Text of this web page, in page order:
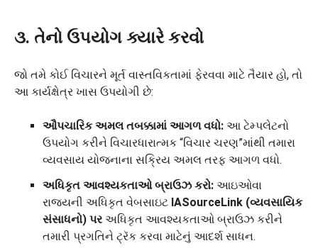
૩. તેનો ઉપયોગ ક્યારે કરવો
જો તમે કોઈ વિચારને મૂર્ત વાસ્તવિકતામાં ફેરવવા માટે તૈયાર હો, તો
આ કાર્યક્ષેત્ર ખાસ ઉપયોગી છે:
ઔપચારિક અમલ તબક્કામાં આગળ વધો: આ ટેમ્પલેટનો
ઉપયોગ કરીને વિચારધારાત્મક “વિચાર ચરણ”માંથી તમારા
વ્યવસાય યોજનાના સક્રિય અમલ તરફ આગળ વધો.
અધિકૃત આવશ્યકતાઓ બ્રાઉઝ કરો: આઇઓવા
રાજ્યની અધિકૃત વેબસાઇટ IASourceLink (વ્યવસાયિક
સંસાધનો) પરઅધિકૃત આવશ્યકતાઓ બ્રાઉઝ કરીને
તમારી પ્રગતિને ટ્રૅક કરવા માટેનું આદર્શ સાધન.